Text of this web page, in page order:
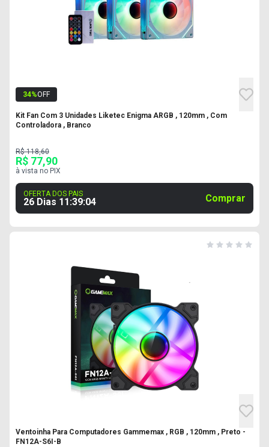
34%OFF
Kit Fan Com 3 Unidades Liketec Enigma ARGB , 120mm , Com
Controladora , Branco
R$ 118,60
R$ 77,90
à vista no PIX
OFERTA DOS PAIS
26 Dias 11:39:03 Comprar
Ventoinha Para Computadores Gammemax , RGB , 120mm , Preto -
FN12A-S6I-B